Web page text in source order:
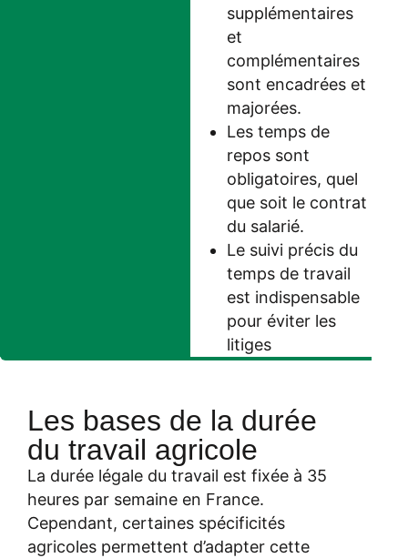
supplémentaires
et
complémentaires
sont encadrées et
majorées.
Les temps de
repos sont
obligatoires, quel
que soit le contrat
du salarié.
Le suivi précis du
temps de travail
est indispensable
pour éviter les
litiges
Les bases de la durée
du travail agricole
La durée légale du travail est fixée à 35
heures par semaine en France.
Cependant, certaines spécificités
agricoles permettent d’adapter cette